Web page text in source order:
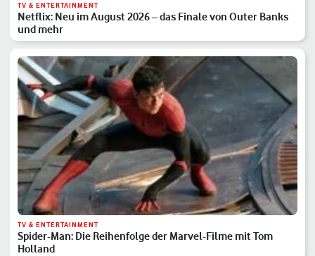
TV & ENTERTAINMENT
Netflix: Neu im August 2026 – das Finale von Outer Banks
und mehr
TV & ENTERTAINMENT
Spider-Man: Die Reihenfolge der Marvel-Filme mit Tom
Holland